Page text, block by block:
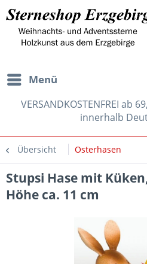
Menü
VERSANDKOSTENFREI ab
innerhalb
Übersicht Osterhasen
Stupsi Hase mit
Höhe ca. 11 cm